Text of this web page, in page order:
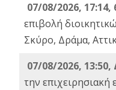
07/08/2026, 17:14,
επιβολή
Σκύρο, Δράμα,
07/08/2026, 13:50,
την επιχειρησιακή